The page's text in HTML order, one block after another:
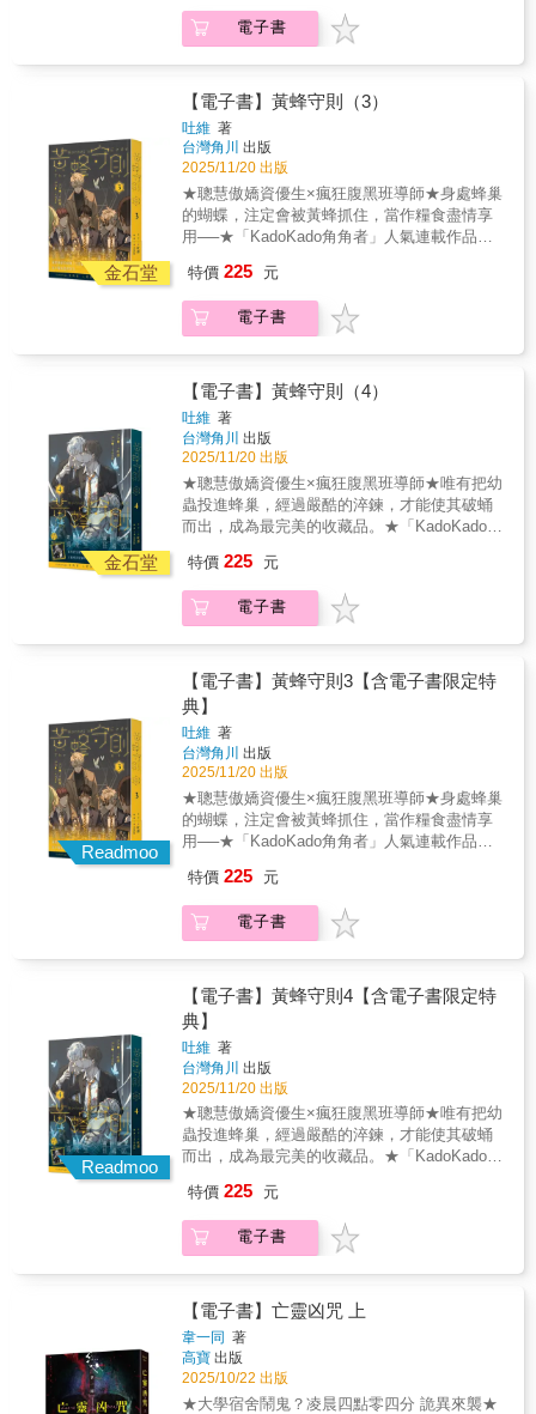
只是屍體，還有被換殼的人性。10〈華服 ≒ 空
無襯托〉作者｜幾希當神化作科技的幻象，美
與虛無終將同穿一件皮囊。11〈心相〉作者｜
aaaaa在信仰與慾望的交界處，眾人膜拜的黑山
羊正注視著自己。12〈遊行〉作者｜Nick
Eldritch當鼓聲響起，夢與現實開始交換位置--
而祂，正走在我們之中。◎ 十二位作家，十二
則以台灣為舞台的宇宙恐怖故事◎ 改編自
《2026 克蘇魯神話月曆：海島詭影》完整擴寫
篇章◎ 每篇小說延展至 6,000-10,000 字，重現
歷史、信仰與未知的交錯◎ 延續《群星歸位》
架構，構
曲」的世界架構：《無以名狀、恐懼及貓的消
失》《詭麗伏行、瘋狂與N的到來》《紛至沓
來、焦慮與門的蠶食》「窺探未知是本能，亦
知卻同樣能讓人類文明陷入危難。」我們不是
深層政府、不是秘密宗教、更不是光明會，事
實上，我們是一個研究單位。這座島或許就是
人類世界與另一個異端世界最多交集之地，是
理智的人類文明，與瘋狂無序之世的「邊
境」，研究「邊境」與我們的關聯，就是我們
的責任。當你/妳打開這份檔案，會發現這是一
關、卻令人陌生膽寒的存在。在克蘇魯神祇、
生物的知識下，可能發生理智崩潰、可能深受
啟發、可能不屑一顧，但當危機降臨，或許這
些資訊能有所幫助─《邊境檔案室》。
托斯」到「奈亞」，《邊境檔案室》以「政府
收治機構機密文件」的形式重構各種舊日支配
真實與虛構在紙上交疊，形成一部足以讓人懷
疑現實的島嶼神話總覽。這是融合洛式神話 ×
台灣在地文化 × 官方檔案書寫的禁書，亦是羽
澄筆下「台灣克蘇魯三部曲」的百科原典。當
研究員翻開這份機密文件，你將在理智的邊
界，看見島嶼的另一個面貌。當研究員打開機
密文件，你將在理智邊緣，看見島嶼的另一個
真相。◎台灣第一部以政府機密檔案體裁呈現
的克蘇魯神話設定集◎收錄超過50+ 條精心撰
幅極異插畫◎同步串聯羽澄「台灣克蘇魯三部
曲」的世界架構：《無以名狀、恐懼及貓的消
失》《詭麗伏行、瘋狂與N的到來》《紛至沓
是足以招致毀滅的惡魔低語。」「但過度的無
知卻同樣能讓人類文明陷入危難。」我們不是
深層政府、不是秘密宗教、更不是光明會，事
實上，我們是一個研究單位。這座島或許就是
人類世界與另一個異端世界最多交集之地，是
理智的人類文明，與瘋狂無序之世的「邊
境」，研究「邊境」與我們的關聯，就是我們
份屬於台灣的圖鑑，裏頭描述著與我們習習相
關、卻令人陌生膽寒的存在。在克蘇魯神祇、
生物的知識下，可能發生理智崩潰、可能深受
電子書
金石堂
【電子書】黃蜂守則（3）
吐維 著
台灣角川 出版
2025/11/20 出版
★聰慧傲嬌資優生×瘋狂腹黑班導師★身處蜂巢
的蝴蝶，注定會被黃蜂抓住，當作糧食盡情享
用──★「KadoKado角角者」人氣連載作品單
首刷售完即無贈品）眾所矚目的自治會選舉即
將來臨，唯有成為會長，才能從機密中查清父
親的死因，畢尹立誓非贏不可，危機與阻礙卻
體，宛如當年「黃蜂」墜亡的場景重現。DNA
檢測結果顯示無頭屍竟是胡蝶伊！與此同時，
手機傳來新指令──最後審判。真相與謊言交織
成一個巨大的棋盤，所有人都是棋子，無法逃
離守則擺布，畢尹將主宰棋局，抑或滿盤皆
輸？©wenjuchou
特價 225 元
電子書
金石堂
【電子書】黃蜂守則（4）
吐維 著
台灣角川 出版
2025/11/20 出版
★聰慧傲嬌資優生×瘋狂腹黑班導師★唯有把幼
蟲投進蜂巢，經過嚴酷的淬鍊，才能使其破蛹
而出，成為最完美的收藏品。★「KadoKado角
定】絕境之吻典藏畫（※首刷售完即無贈品）
「特別守則•最後審判」就此拉開序幕──插在旗
杆上的無頭屍、困於玻璃缸內的身影，哪個是
的起源與真相，也終於浮出水面，一切都被幕
後黑手玩弄於股掌之上……正反雙方辯論後，
將由全校學生投票裁決，若有罪票數多於無
罪，蝶伊將被製成標本！最後審判既已開始，
誰也不能置身事外，所有人的抉擇，都將化為
致命一擊，眾人會攜手擊碎蜂巢的限制，或是
共赴滅亡？©wenjuchou
特價 225 元
電子書
Readmoo
【電子書】黃蜂守則3【含電子書限定特
典】
吐維 著
台灣角川 出版
2025/11/20 出版
★聰慧傲嬌資優生×瘋狂腹黑班導師★身處蜂巢
的蝴蝶，注定會被黃蜂抓住，當作糧食盡情享
用──★「KadoKado角角者」人氣連載作品單
首刷售完即無贈品）眾所矚目的自治會選舉即
將來臨，唯有成為會長，才能從機密中查清父
親的死因，畢尹立誓非贏不可，危機與阻礙卻
體，宛如當年「黃蜂」墜亡的場景重現。DNA
檢測結果顯示無頭屍竟是胡蝶伊！與此同時，
手機傳來新指令──最後審判。真相與謊言交織
成一個巨大的棋盤，所有人都是棋子，無法逃
離守則擺布，畢尹將主宰棋局，抑或滿盤皆
輸？©wenjuchou
特價 225 元
電子書
Readmoo
【電子書】黃蜂守則4【含電子書限定特
典】
吐維 著
台灣角川 出版
2025/11/20 出版
★聰慧傲嬌資優生×瘋狂腹黑班導師★唯有把幼
蟲投進蜂巢，經過嚴酷的淬鍊，才能使其破蛹
而出，成為最完美的收藏品。★「KadoKado角
定】絕境之吻典藏畫（※首刷售完即無贈品）
「特別守則•最後審判」就此拉開序幕──插在旗
杆上的無頭屍、困於玻璃缸內的身影，哪個是
的起源與真相，也終於浮出水面，一切都被幕
後黑手玩弄於股掌之上……正反雙方辯論後，
將由全校學生投票裁決，若有罪票數多於無
罪，蝶伊將被製成標本！最後審判既已開始，
誰也不能置身事外，所有人的抉擇，都將化為
特價 225 元
電子書
【電子書】亡靈凶咒 上
韋一同 著
高寶 出版
2025/10/22 出版
★大學宿舍鬧鬼？凌晨四點零四分 詭異來襲★